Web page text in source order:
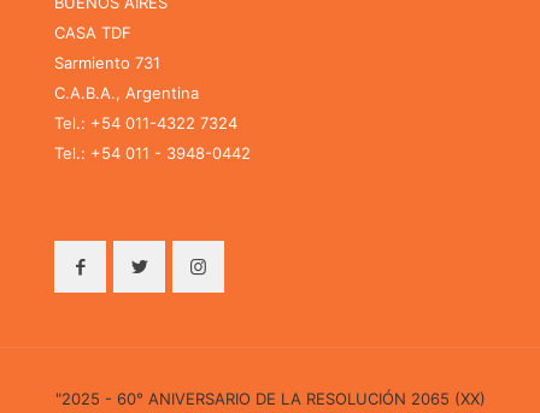
CASA TDF
Sarmiento 731
C.A.B.A., Argentina
Tel.: +54 011-4322 7324
Tel.: +54 011 - 3948-0442
"2025 - 60° ANIVERSARIO DE LA RESOLUCIÓN 2065 (XX)